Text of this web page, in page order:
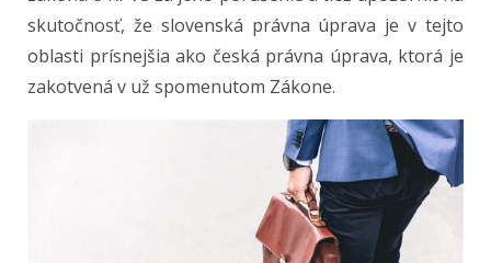
skutočnosť, že slovenská právna úprava je v tejto
oblasti prísnejšia ako česká právna úprava, ktorá je
zakotvená v už spomenutom Zákone.